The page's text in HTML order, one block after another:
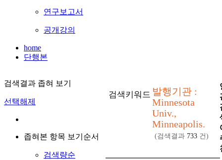
연구보고서
공개강의
home
단행본
검색결과 좁혀 보기
선택해제
좁혀본 항목 보기순서
검색량순
검색키워드 발행기관 :
Minnesota
Univ.,
Minneapolis.
(검색결과 733 건)